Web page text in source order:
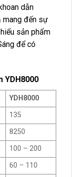
dẫn
mang đến sự
sản phẩm
để có
YDH8000
YDH8000
135
8250
100 – 200
60 – 110